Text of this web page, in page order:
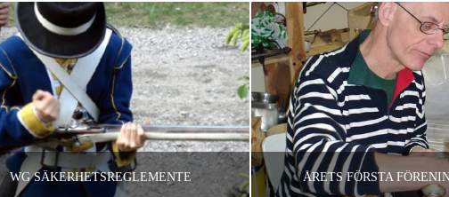
WG SÄKERHETSREGLEMENTE ÅRETS FÖRSTA